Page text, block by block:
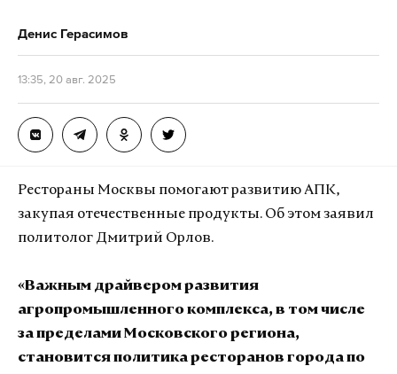
Денис Герасимов
13:35, 20 авг. 2025
Рестораны Москвы помогают развитию АПК,
закупая отечественные продукты. Об этом заявил
политолог Дмитрий Орлов.
«Важным драйвером развития
агропромышленного комплекса, в том числе
за пределами Московского региона,
становится политика ресторанов города по